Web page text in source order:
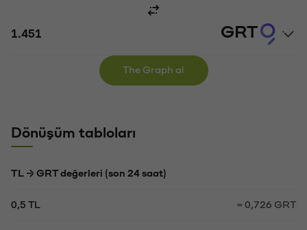
GRT
The Graph al
Dönüşüm tabloları
TL → GRT değerleri (son 24 saat)
0,5 TL = 0,726 GRT